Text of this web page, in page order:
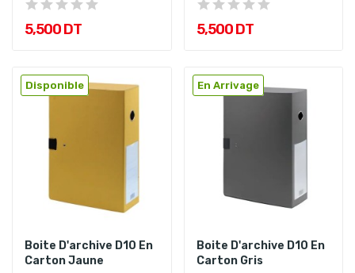
5,500 DT 5,500 DT
Disponible
Boite D'archive D10 En
Carton Jaune
En Arrivage
Boite D'archive D10 En
Carton Gris